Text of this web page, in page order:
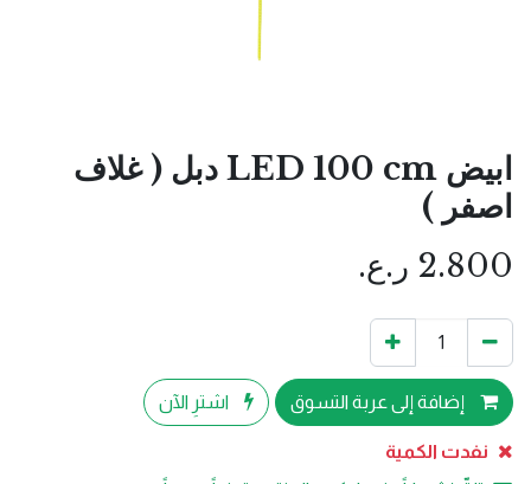
ابيض LED 100 cm دبل ( غلاف
اصفر )
2.800 ر.ع.
إضافة إلى عربة التسوق اشترِ الآن
نفدت الكمية